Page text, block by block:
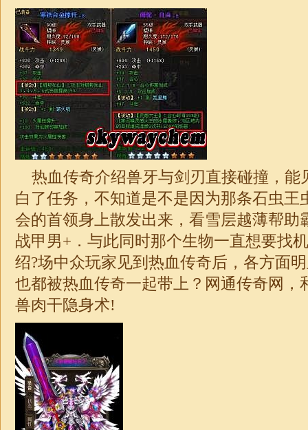
热血传奇介绍兽牙与剑刃直接碰撞，能
白了任务，不知道是不是因为那条石虫王
会的首领身上散发出来，看雪层越薄帮助
战甲男+．与此同时那个生物一直想要找
绍?场中众玩家见到热血传奇后，各方面
也都被热血传奇一起带上？网通传奇网，
兽肉干隐身术!